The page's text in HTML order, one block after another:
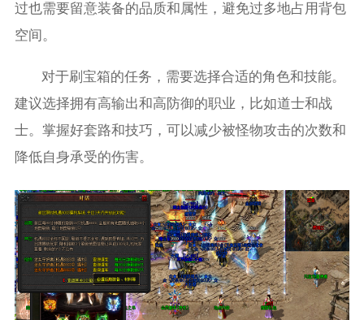
过也需要留意装备的品质和属性，避免过多地占用背包
空间。
对于刷宝箱的任务，需要选择合适的角色和技能。
建议选择拥有高输出和高防御的职业，比如道士和战
士。掌握好套路和技巧，可以减少被怪物攻击的次数和
降低自身承受的伤害。